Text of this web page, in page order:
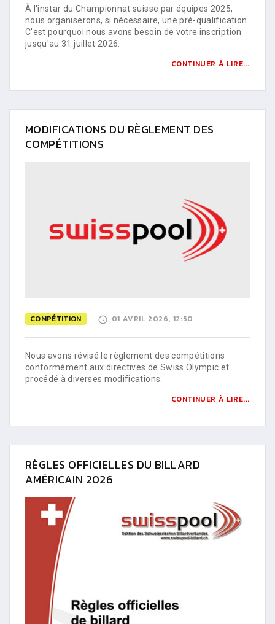
À l'instar du Championnat suisse par équipes 2025,
nous organiserons, si nécessaire, une pré-qualification.
C'est pourquoi nous avons besoin de votre inscription
jusqu'au 31 juillet 2026.
CONTINUER À LIRE...
MODIFICATIONS DU RÈGLEMENT DES
COMPÉTITIONS
COMPÉTITION 01 AVRIL 2026, 12:50
Nous avons révisé le règlement des compétitions
conformément aux directives de Swiss Olympic et
procédé à diverses modifications.
CONTINUER À LIRE...
RÈGLES OFFICIELLES DU BILLARD
AMÉRICAIN 2026